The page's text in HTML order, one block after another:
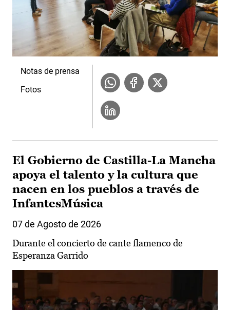
Notas de prensa
Fotos
El Gobierno de Castilla-La Mancha
apoya el talento y la cultura que
nacen en los pueblos a través de
InfantesMúsica
07 de Agosto de 2026
Durante el concierto de cante flamenco de
Esperanza Garrido